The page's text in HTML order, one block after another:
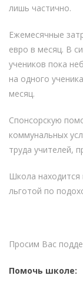
лишь частично.
Ежемесячные
евро в месяц. В
учеников пока
на одного
месяц.
Спонсорскую
коммунальных
труда учителей,
Школа находится
льготой по
Просим Вас
Помочь школе: